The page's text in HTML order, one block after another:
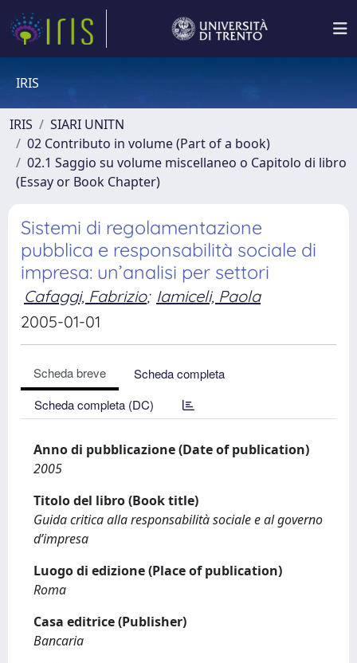
IRIS
IRIS
SIARI UNITN
02 Contributo in volume (Part of a book)
02.1 Saggio su volume miscellaneo o Capitolo di libro
(Essay or Book Chapter)
Sistemi di regolamentazione
pubblica e responsabilità sociale di
impresa: un’analisi per settori
Cafaggi, Fabrizio; Iamiceli, Paola
2005-01-01
Scheda breve
Scheda completa
Scheda completa (DC)
Anno di pubblicazione (Date of publication)
2005
Titolo del libro (Book title)
Guida critica alla responsabilità sociale e al governo
d’impresa
Luogo di edizione (Place of publication)
Roma
Casa editrice (Publisher)
Bancaria